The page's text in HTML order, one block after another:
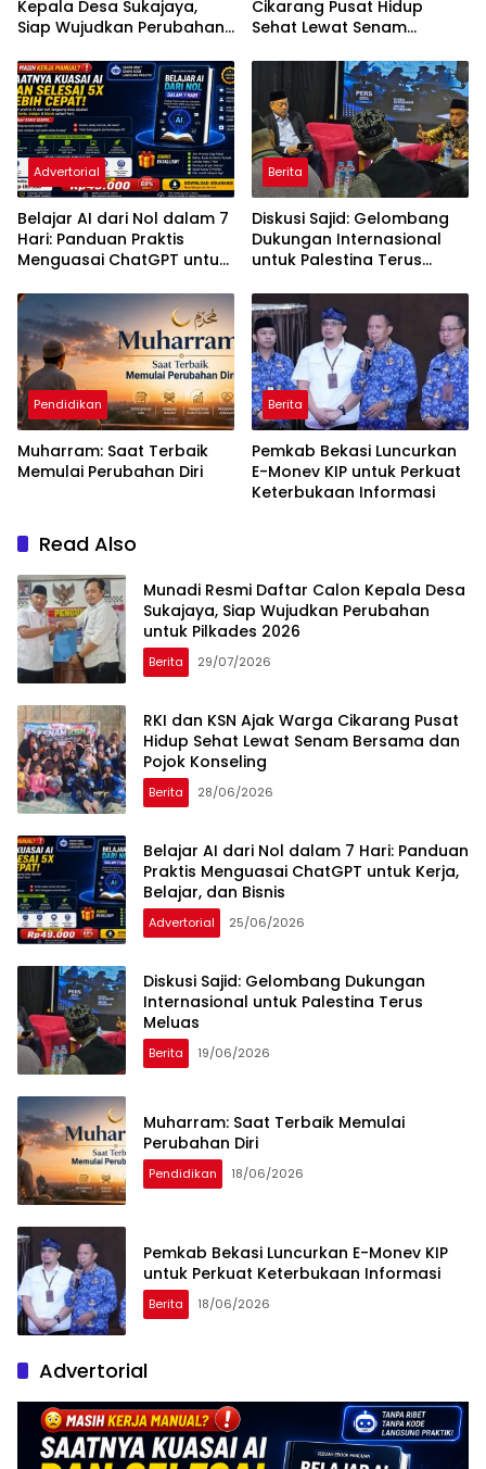
Kepala Desa Sukajaya,
Siap Wujudkan Perubahan
Cikarang Pusat Hidup
Sehat Lewat Senam
Konseling
Advertorial
Belajar AI dari Nol dalam 7
Hari: Panduan Praktis
Menguasai ChatGPT untuk
Berita
Diskusi Sajid: Gelombang
Dukungan Internasional
untuk Palestina Terus
Pendidikan
Muharram: Saat Terbaik
Memulai Perubahan Diri
Berita
Pemkab Bekasi Luncurkan
E-Monev KIP untuk Perkuat
Keterbukaan Informasi
Read Also
Munadi Resmi Daftar Calon Kepala Desa
Sukajaya, Siap Wujudkan Perubahan
untuk Pilkades 2026
Berita 29/07/2026
RKI dan KSN Ajak Warga Cikarang Pusat
Hidup Sehat Lewat Senam Bersama dan
Pojok Konseling
Berita 28/06/2026
Belajar AI dari Nol dalam 7 Hari: Panduan
Praktis Menguasai ChatGPT untuk Kerja,
Belajar, dan Bisnis
Advertorial 25/06/2026
Diskusi Sajid: Gelombang Dukungan
Internasional untuk Palestina Terus
Meluas
Berita 19/06/2026
Muharram: Saat Terbaik Memulai
Perubahan Diri
Pendidikan 18/06/2026
Pemkab Bekasi Luncurkan E-Monev KIP
untuk Perkuat Keterbukaan Informasi
Berita 18/06/2026
Advertorial